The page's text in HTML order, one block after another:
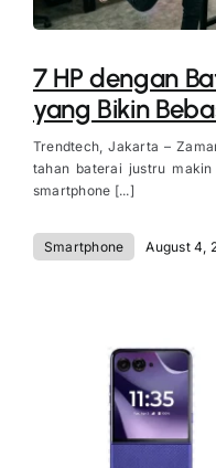
7 HP dengan
yang Bikin
Trendtech, Jakarta –
tahan baterai justru
smartphone [...]
Smartphone August 4,